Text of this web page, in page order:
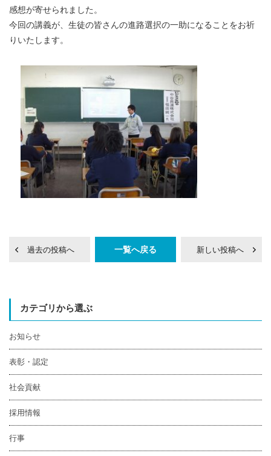
感想が寄せられました。
今回の講義が、生徒の皆さんの進路選択の一助になることをお祈
りいたします。
過去の投稿へ 一覧へ戻る 新しい投稿へ
カテゴリから選ぶ
お知らせ
表彰・認定
社会貢献
採用情報
行事